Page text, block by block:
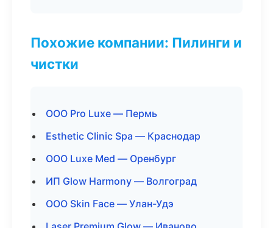
Похожие компании: Пилинги и
чистки
ООО Pro Luxe — Пермь
Esthetic Clinic Spa — Краснодар
ООО Luxe Med — Оренбург
ИП Glow Harmony — Волгоград
ООО Skin Face — Улан-Удэ